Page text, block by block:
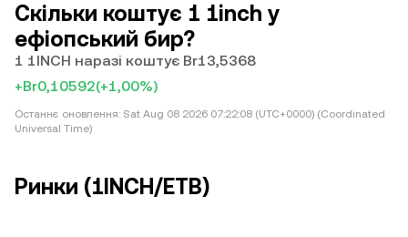
Скільки коштує 1 1inch у
ефіопський бир?
1 1INCH наразі коштує Br13,5368
+Br0,10592(+1,00%)
Останнє оновлення: Sat Aug 08 2026 07:22:08 (UTC+0000) (Coordinated
Universal Time)
Ринки (1INCH/ETB)